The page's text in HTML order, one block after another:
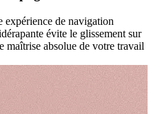
expérience de navigation
évite le glissement sur
maîtrise absolue de votre travail